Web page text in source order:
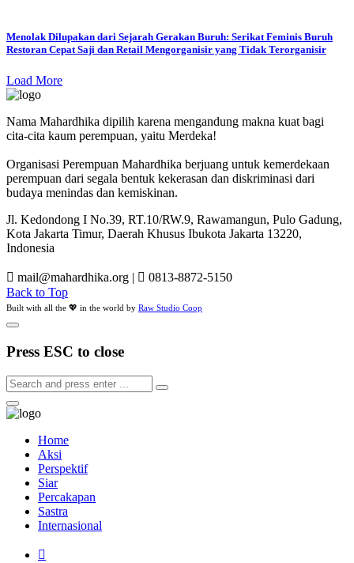
Menolak Dilupakan dari Sejarah Gerakan Buruh: Serikat Feminis Buruh
Restoran Cepat Saji dan Retail Mengorganisir yang Tidak Terorganisir
Load More
Nama Mahardhika dipilih karena mengandung makna kuat bagi
cita-cita kaum perempuan, yaitu Merdeka!
Organisasi Perempuan Mahardhika berjuang untuk kemerdekaan
perempuan dari segala bentuk kekerasan dan diskriminasi dari
budaya menindas dan kemiskinan.
Jl. Kedondong I No.39, RT.10/RW.9, Rawamangun, Pulo Gadung,
Kota Jakarta Timur, Daerah Khusus Ibukota Jakarta 13220,
Indonesia
mail@mahardhika.org
0813-8872-5150
Back to Top
Built with all the 💖 in the world by Raw Studio Coop
Press ESC to close
Home
Aksi
Perspektif
Siar
Percakapan
Sastra
Internasional